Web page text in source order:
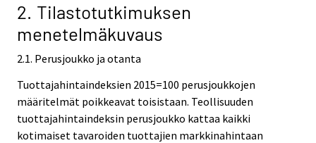
2. Tilastotutkimuksen
menetelmäkuvaus
2.1. Perusjoukko ja otanta
Tuottajahintaindeksien 2015=100 perusjoukkojen
määritelmät poikkeavat toisistaan. Teollisuuden
tuottajahintaindeksin perusjoukko kattaa kaikki
kotimaiset tavaroiden tuottajien markkinahintaan